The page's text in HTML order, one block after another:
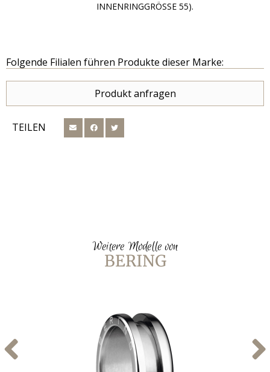
RÖSSE 55).
Folgende Filialen führen Produkte dieser Marke:
Produkt anfragen
TEILEN
Weitere Modelle von
BERING